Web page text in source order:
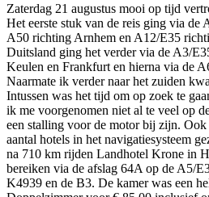
Zaterdag 21 augustus mooi op tijd
Het eerste stuk van de reis ging via
A50 richting Arnhem en A12/E35
Duitsland ging het verder via de A3/
Keulen en Frankfurt en hierna via de
Naarmate ik verder naar het zuiden
Intussen was het tijd om op zoek te
ik me voorgenomen niet al te veel op
een stalling voor de motor bij zijn.
aantal hotels in het navigatiesysteem
na 710 km rijden Landhotel Krone in
bereiken via de afslag 64A op de A5/
K4939 en de B3. De kamer was een